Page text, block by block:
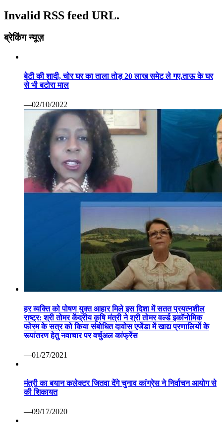
Invalid RSS feed URL.
ब्रेकिंग न्यूज़
बेटी की शादी, चोर घर का ताला तोड़ 20 लाख समेट ले गए.ताऊ के घर
से भी बटोरा माल
—02/10/2022
हर व्यक्ति को पोषण युक्त आहार मिले इस दिशा में सतत प्रयत्नशील
राष्ट्र: श्री तोमर केंद्रीय कृषि मंत्री ने श्री तोमर वर्ल्ड इकॉनोमिक
फोरम के सत्र को किया संबोधित दावोस एजेंडा में खाद्य प्रणालियों के
रूपांतरण हेतु नवाचार पर वर्चुअल कांफ्रेंस
—01/27/2021
मंत्री का बयान कलेक्टर जितवा देंगे चुनाव कांग्रेस ने निर्वाचन आयोग से
की शिकायत
—09/17/2020